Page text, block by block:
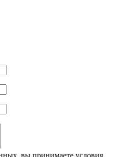
вы принимаете условия